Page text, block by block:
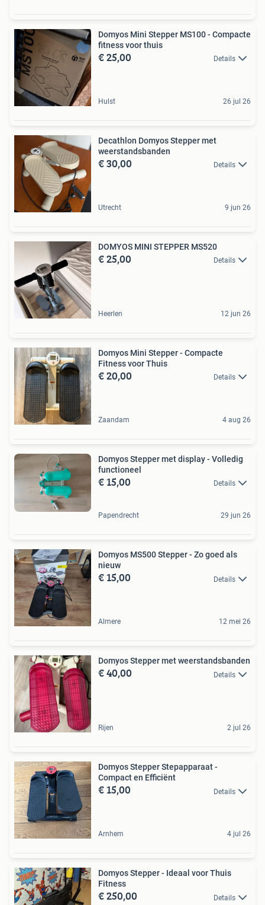
Domyos Mini Stepper MS100 - Compacte
fitness voor thuis
€ 25,00 Details
Hulst 26 jul 26
Decathlon Domyos Stepper met
weerstandsbanden
€ 30,00 Details
Utrecht 9 jun 26
DOMYOS MINI STEPPER MS520
€ 25,00 Details
Heerlen 12 jun 26
Domyos Mini Stepper - Compacte
Fitness voor Thuis
€ 20,00 Details
Zaandam 4 aug 26
Domyos Stepper met display - Volledig
functioneel
€ 15,00 Details
Papendrecht 29 jun 26
Domyos MS500 Stepper - Zo goed als
nieuw
€ 15,00 Details
Almere 12 mei 26
Domyos Stepper met weerstandsbanden
€ 40,00 Details
Rijen 2 jul 26
Domyos Stepper Stepapparaat -
Compact en Efficiënt
€ 15,00 Details
Arnhem 4 jul 26
Domyos Stepper - Ideaal voor Thuis
Fitness
€ 250,00 Details